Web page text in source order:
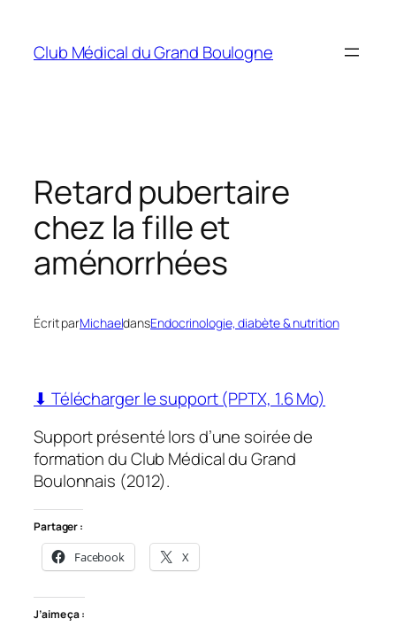
contenu
Club Médical du Grand Boulogne
Retard pubertaire
chez la fille et
aménorrhées
Écrit parMichaeldansEndocrinologie, diabète & nutrition
⬇ Télécharger le support (PPTX, 1.6 Mo)
Support présenté lors d’une soirée de
formation du Club Médical du Grand
Boulonnais (2012).
Partager :
Facebook X
J’aime ça :